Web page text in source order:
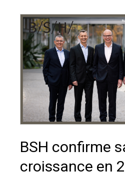
BSH confirme
croissance en